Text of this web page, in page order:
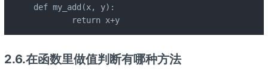
def my_add(x, y):
	return x+y
2.6.在函数里做值判断有哪种方法